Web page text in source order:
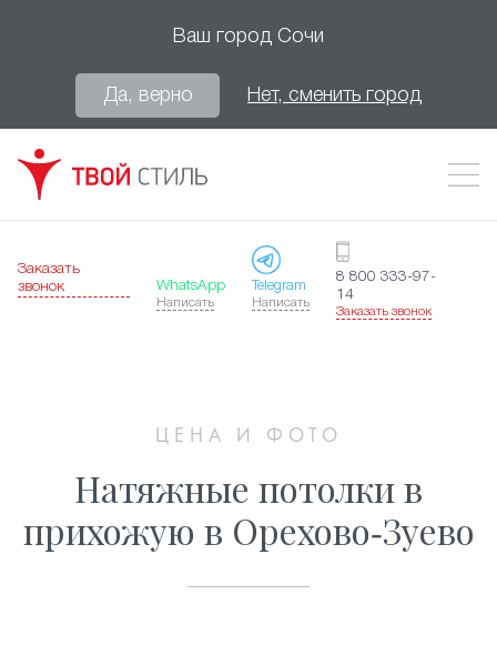
Ваш город Сочи
Да, верно Нет, сменить город
Заказать
звонок
WhatsApp
Написать
Telegram
Написать
8 800 333-97-
14
Заказать звонок
ЦЕНА И ФОТО
Натяжные потолки в
прихожую в Орехово-Зуево